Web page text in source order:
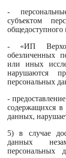
-
субъектом
общедоступного
- «ИП
обезличенных
или иных
нарушаются
персональных
-
содержащихся в
данных,
5) в случае
данных
персональных